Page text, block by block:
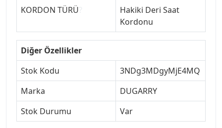
KORDON TÜRÜ
Hakiki Deri Saat
Kordonu
Diğer Özellikler
Stok Kodu
3NDg3MDgyMjE4MQ
Marka
DUGARRY
Stok Durumu
Var